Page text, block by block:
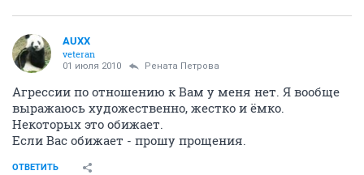
AUXX
veteran
01 июля 2010 Рената Петрова
Агрессии по отношению к Вам у меня нет. Я вообще
выражаюсь художественно, жестко и ёмко.
Некоторых это обижает.
Если Вас обижает - прошу прощения.
ОТВЕТИТЬ